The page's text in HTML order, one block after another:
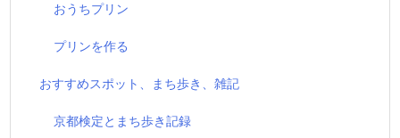
おうちプリン
プリンを作る
おすすめスポット、まち歩き、雑記
京都検定とまち歩き記録